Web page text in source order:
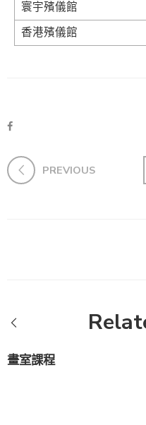
寰宇殯儀館
香港殯儀館
PREVIOUS
畫室課程